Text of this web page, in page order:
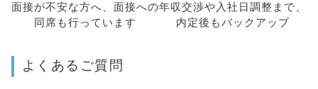
面接が不安な方へ、 面接への
同席も行っています
年収交渉や入社日調整まで、
内定後もバックアップ
よくあるご質問